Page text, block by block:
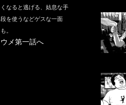
くなると逃げる、姑息な手
段を使うなどゲスな一面
も。
ウメ第一話へ